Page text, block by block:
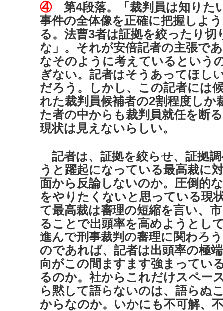
④第4段落。「裁判員は知りた
事件の全体像を正確に把握しよ
る。法曹3者は証拠を絞ったり切
な」。それが安倍記者の主張で
なそのように考えているという
ぎない。記者はそうあってほし
だろう。しかし、この記者には
れた裁判員候補者の2割程度しか
た者の中からも裁判員就任を断
現状は見えないらしい。
記者は、証拠を絞らせ、証拠
うと躍起になっている最高裁に
面から反論しないのか。圧倒的
をやりたくないと思っている現
て最高裁は審理の短縮を言い、
ることで出頭率を高めようとし
進んで刑事裁判の審理に関わろ
のであれば、記者は出頭率の極
向がこの間ますます強まってい
るのか。社からこれだけスペー
ら黙して語らないのは、語らぬ
からなのか。いかにも不可解、